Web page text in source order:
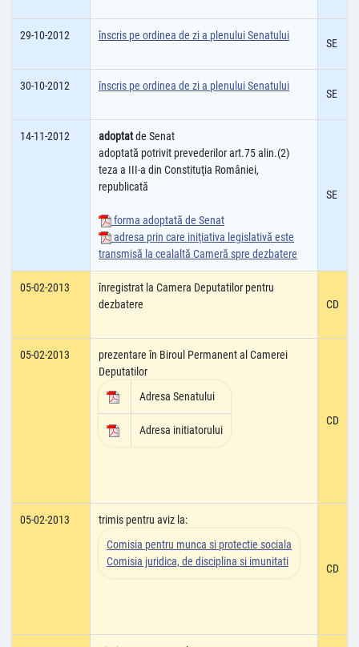
29-10-2012 înscris pe ordinea de zi a plenului Senatului
SE
30-10-2012 înscris pe ordinea de zi a plenului Senatului
SE
14-11-2012 adoptatde Senat
adoptată potrivit prevederilor art.75 alin.(2)
teza a III-a din Constituţia României,
republicată
forma adoptată de Senat
adresa prin care iniţiativa legislativă este
transmisă la cealaltă Cameră spre dezbatere
SE
05-02-2013
înregistrat la Camera Deputatilor pentru
dezbatere
CD
05-02-2013
prezentare în Biroul Permanent al Camerei
Deputatilor
Adresa Senatului
Adresa initiatorului
CD
05-02-2013
trimis pentru aviz la:
Comisia pentru munca si protectie sociala
Comisia juridica, de disciplina si imunitati
CD